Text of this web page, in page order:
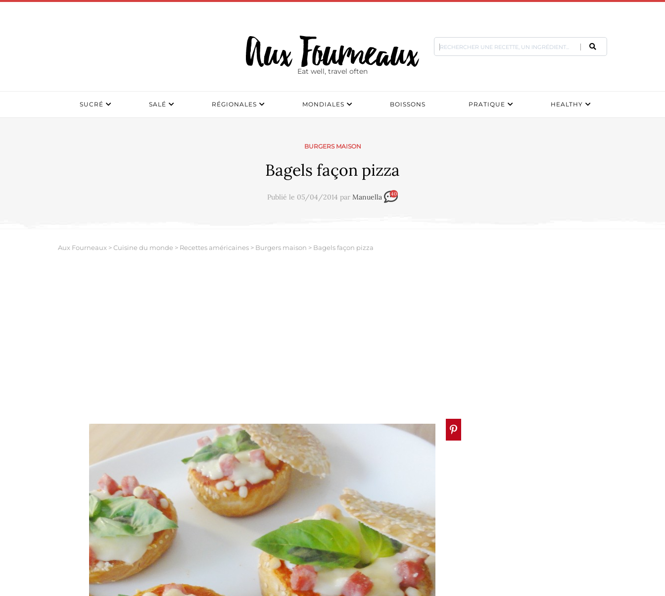
Eat well, travel often
SUCRÉ SALÉ RÉGIONALES MONDIALES BOISSONS PRATIQUE HEALTHY
BURGERS MAISON
Bagels façon pizza
Publié le 05/04/2014 par Manuella 40
Aux Fourneaux >Cuisine du monde > Recettes américaines > Burgers maison > Bagels façon pizza